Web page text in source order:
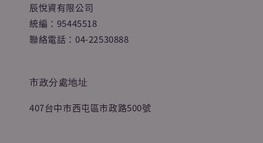
辰悅資有限公司
統編：95445518
聯絡電話：04-22530888
市政分處地址
407台中市西屯區市政路500號